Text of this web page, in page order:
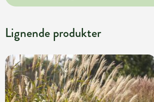
Lignende produkter